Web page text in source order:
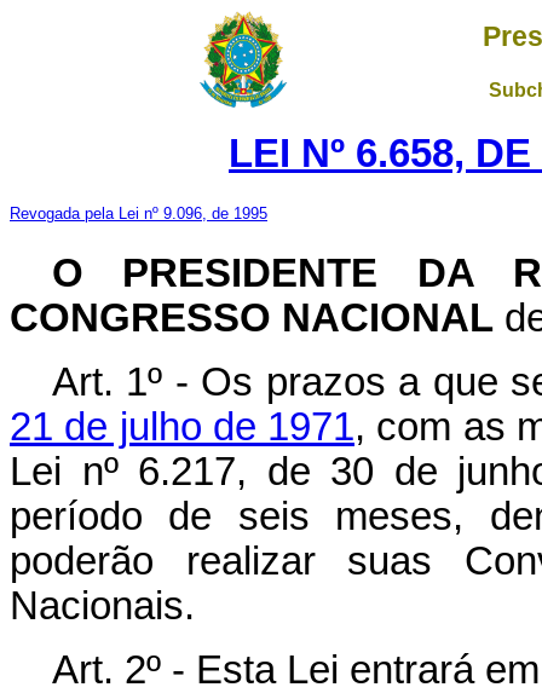
LEI Nº 6.658,
Revogada pela Lei nº 9.096, de 1995
O PRESIDENTE DA
CONGRESSO NACIONAL
Art. 1º - Os prazos a que
21 de julho de 1971, com as
Lei nº 6.217, de 30 de
período de seis meses,
poderão realizar suas
Nacionais.
Art. 2º - Esta Lei entrará